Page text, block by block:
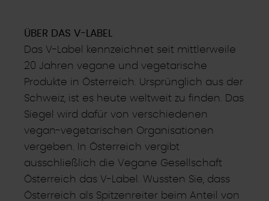
ÜBER DAS V-LABEL
Das V-Label kennzeichnet seit mittlerweile
20 Jahren vegane und vegetarische
Produkte in Österreich. Ursprünglich aus der
Schweiz, ist es heute weltweit zu finden. Das
Siegel wird dafür von verschiedenen
vegan-vegetarischen Organisationen
vergeben. In Österreich vergibt
ausschließlich die Vegane Gesellschaft
Österreich das V-Label. Wussten Sie, dass
Österreich als Spitzenreiter beim Anteil von